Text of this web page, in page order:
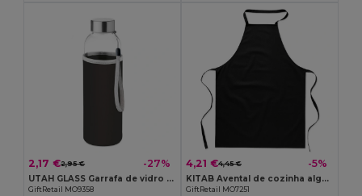
2,17 €2,95 € -27%
UTAH GLASS Garrafa de vidro 500ml
GiftRetail MO9358
4,21 €4,45 € -5%
KITAB Avental de cozinha algodão
GiftRetail MO7251